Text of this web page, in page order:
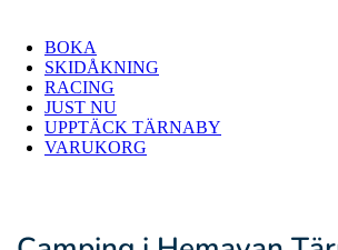
BOKA
SKIDÅKNING
RACING
JUST NU
UPPTÄCK TÄRNABY
VARUKORG